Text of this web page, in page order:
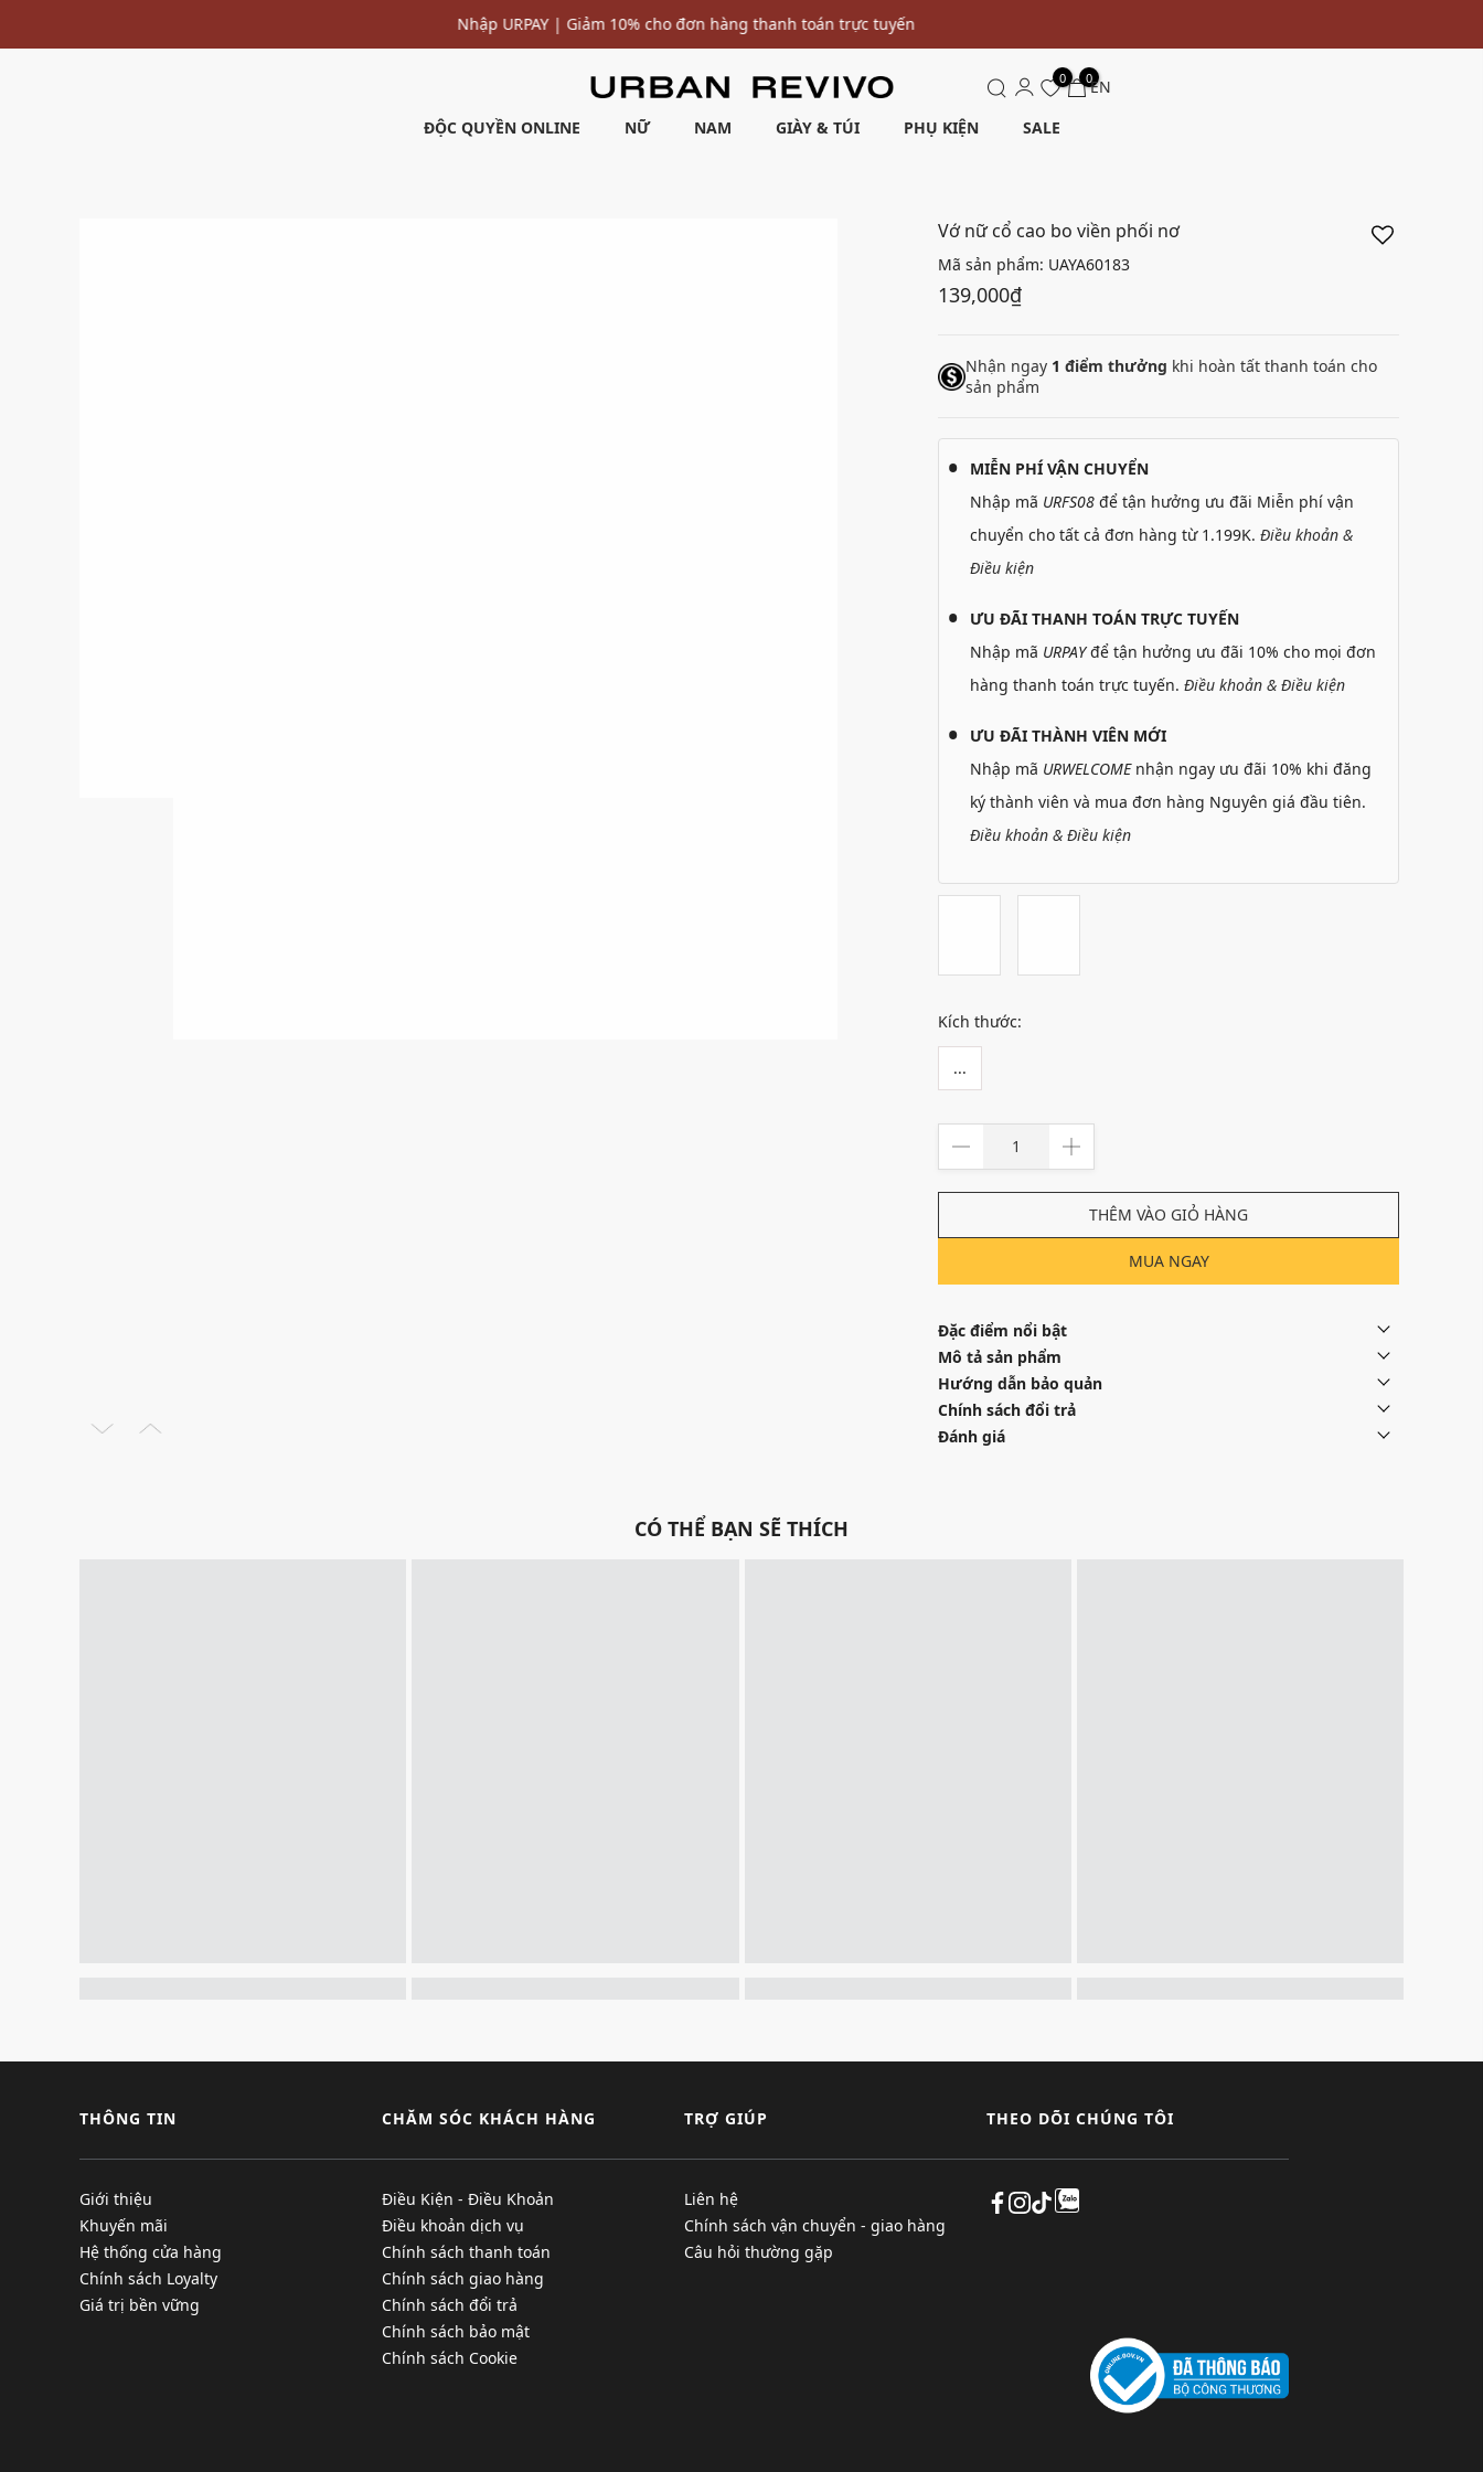
Ưu đãi 10% cho đơn hàng đầu tiên* | Nhập mã: URWELCOME
ĐỘC QUYỀN ONLINE NỮ NAM GIÀY & TÚI PHỤ KIỆN SALE
0 0EN
Vớ nữ cổ cao bo viền phối nơ
Mã sản phẩm: UAYA60183
139,000₫
Nhận ngay 1 điểm thưởng khi hoàn tất thanh toán cho
sản phẩm
MIỄN PHÍ VẬN CHUYỂN
Nhập mã URFS08 để tận hưởng ưu đãi Miễn phí vận
chuyển cho tất cả đơn hàng từ 1.199K. Điều khoản &
Điều kiện
ƯU ĐÃI THANH TOÁN TRỰC TUYẾN
Nhập mã URPAYđể tận hưởng ưu đãi 10% cho mọi đơn
hàng thanh toán trực tuyến. Điều khoản & Điều kiện
ƯU ĐÃI THÀNH VIÊN MỚI
Nhập mã URWELCOMEnhận ngay ưu đãi 10% khi đăng
ký thành viên và mua đơn hàng Nguyên giá đầu tiên.
Điều khoản & Điều kiện
Kích thước:
...
THÊM VÀO GIỎ HÀNG
MUA NGAY
Đặc điểm nổi bật
Mô tả sản phẩm
Hướng dẫn bảo quản
Chính sách đổi trả
Đánh giá
CÓ THỂ BẠN SẼ THÍCH
THÔNG TIN
Giới thiệu
Khuyến mãi
Hệ thống cửa hàng
Chính sách Loyalty
Giá trị bền vững
CHĂM SÓC KHÁCH HÀNG
Điều Kiện - Điều Khoản
Điều khoản dịch vụ
Chính sách thanh toán
Chính sách giao hàng
Chính sách đổi trả
Chính sách bảo mật
Chính sách Cookie
TRỢ GIÚP
Liên hệ
Chính sách vận chuyển - giao hàng
Câu hỏi thường gặp
THEO DÕI CHÚNG TÔI